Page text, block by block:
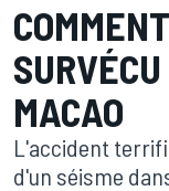
MACAO
L'accident
d'un séisme